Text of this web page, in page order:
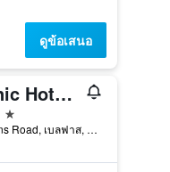
ดูข้อเสนอ
Titanic Hotel Belfast
6 Queens Road, เบลฟาส, สหราชอาณาจักร